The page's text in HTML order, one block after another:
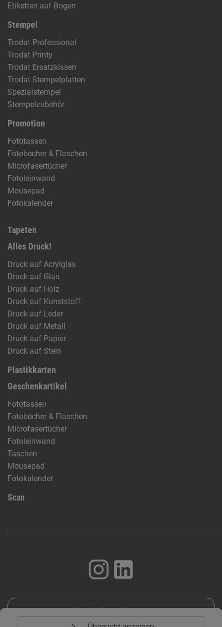
Etiketten auf Bogen
Stempel
Trodat Professional
Trodat Printy
Trodat Ersatzkissen
Trodat Stempelplatten
Spezialstempel
Stempelzubehör
Promotion
Fototassen
Fotobecher & Flaschen
Microfasertücher
Fotoleinwand
Mousepad
Fotokalender
Tapeten
Alles Druck!
Druck auf Acrylglas
Druck auf Glas
Druck auf Holz
Druck auf Kunststoff
Druck auf Leder
Druck auf Metall
Druck auf Papier
Druck auf Stein
Plastikkarten
Geschenkartikel
Fototassen
Fotobecher & Flaschen
Microfasertücher
Fotoleinwand
Taschen
Mousepad
Fotokalender
Scan
Cookie Einstellungen